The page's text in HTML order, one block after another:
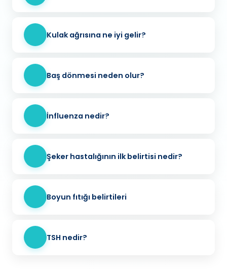
Kulak ağrısına ne iyi gelir?
Baş dönmesi neden olur?
İnfluenza nedir?
Şeker hastalığının ilk belirtisi nedir?
Boyun fıtığı belirtileri
TSH nedir?